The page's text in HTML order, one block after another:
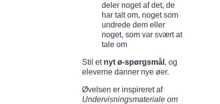
deler noget af det, de
har talt om, noget som
undrede dem eller
noget, som var svært at
tale om
Stil et nyt ø-spørgsmål , og
eleverne danner nye øer.
Øvelsen er inspireret af
Undervisningsmateriale om